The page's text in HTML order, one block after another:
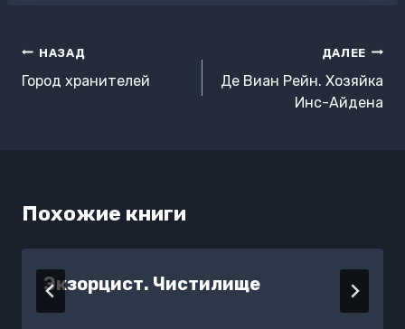
Навигация
по
НАЗАД
Город хранителей
ДАЛЕЕ
Де Виан Рейн. Хозяйка
Инс-Айдена
Похожие книги
Экзорцист. Чистилище